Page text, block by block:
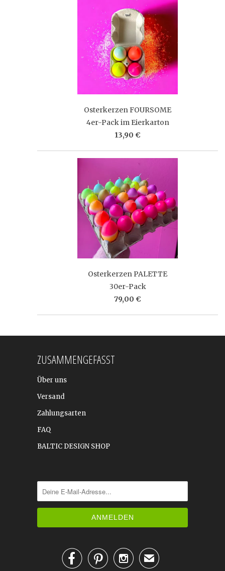
Osterkerzen FOURSOME
4er-Pack im Eierkarton
13,90 €
Osterkerzen PALETTE
30er-Pack
79,00 €
ZUSAMMENGEFASST
Über uns
Versand
Zahlungsarten
FAQ
BALTIC DESIGN SHOP
✉